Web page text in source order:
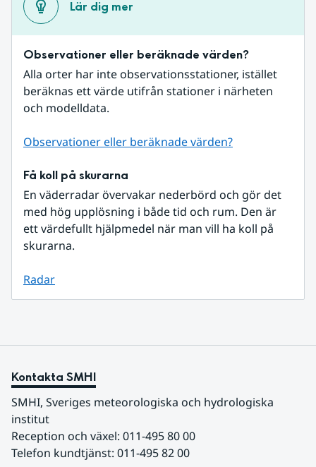
Lär dig mer
Observationer eller beräknade värden?
Alla orter har inte observationsstationer, istället
beräknas ett värde utifrån stationer i närheten
och modelldata.
Observationer eller beräknade värden?
Få koll på skurarna
En väderradar övervakar nederbörd och gör det
med hög upplösning i både tid och rum. Den är
ett värdefullt hjälpmedel när man vill ha koll på
skurarna.
Radar
Kontakta SMHI
SMHI, Sveriges meteorologiska och hydrologiska
institut
Reception och växel: 011-495 80 00
Telefon kundtjänst: 011-495 82 00